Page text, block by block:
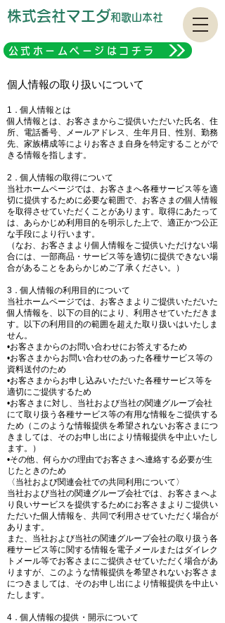
公式ホームページはコチラ
株式会社マエダ和歌山本社
個人情報の取り扱いについて
1．個人情報とは
個人情報とは、お客さまからご提供いただいた氏名、住
所、電話番号、メールアドレス、生年月日、性別、勤務
先、家族構成等によりお客さま自身を特定することがで
きる情報を指します。
2．個人情報の取得について
当社ホームページでは、お客さまへ各種サービス等を適
切に提供するために必要な範囲で、お客さまの個人情報
を取得させていただくことがあります。取得にあたって
は、あらかじめ利用目的を明示した上で、適正かつ公正
な手段により行います。
（なお、お客さまより個人情報をご提供いただけない場
合には、一部商品・サービス等を適切に提供できない場
合があることをあらかじめご了承ください。）
3．個人情報の利用目的について
当社ホームページでは、お客さまよりご提供いただいた
個人情報を、以下の目的により、利用させていただきま
す。以下の利用目的の範囲を超えた取り扱いはいたしま
せん。
•お客さまからのお問い合わせにお答えするため
•お客さまからお問い合わせのあった各種サービス等の
資料送付のため
•お客さまからお申し込みいただいた各種サービス等を
適切にご提供するため
•お客さまに対し、当社および当社の関連グループ会社
にて取り扱う各種サービス等の有用な情報をご提供する
ため（このような情報提供を希望されないお客さまにつ
きましては、そのお申し出により情報提供を中止いたし
ます。）
•その他、何らかの理由でお客さまへ連絡する必要が生
じたときのため
〈当社および関連会社での共同利用について〉
当社および当社の関連グループ会社では、お客さまへよ
り良いサービスを提供するためにお客さまよりご提供い
ただいた個人情報を、共同で利用させていただく場合が
あります。
また、当社および当社の関連グループ会社の取り扱う各
種サービス等に関する情報を電子メールまたはダイレク
トメール等でお客さまにご提供させていただく場合があ
りますが、このような情報提供を希望されないお客さま
につきましては、そのお申し出により情報提供を中止い
たします。
4．個人情報の提供・開示について